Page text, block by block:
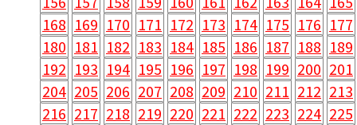
168 169 170 171 172 173 174 175 176 177
180 181 182 183 184 185 186 187 188 189
192 193 194 195 196 197 198 199 200 201
204 205 206 207 208 209 210 211 212 213
216 217 218 219 220 221 222 223 224 225